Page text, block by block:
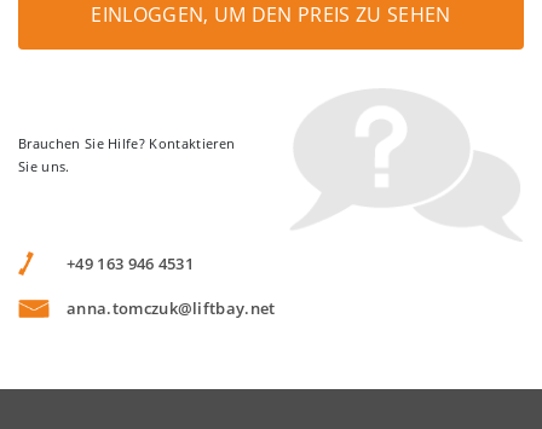
EINLOGGEN, UM DEN PREIS ZU SEHEN
Brauchen Sie Hilfe? Kontaktieren
Sie uns.
+49 163 946 4531
anna.tomczuk@liftbay.net